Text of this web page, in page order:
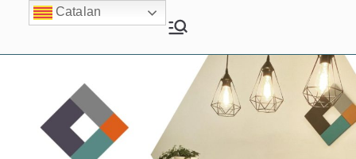
contingut
Capsis Vilanova
Psicologia i Psiquiatria
Catalan